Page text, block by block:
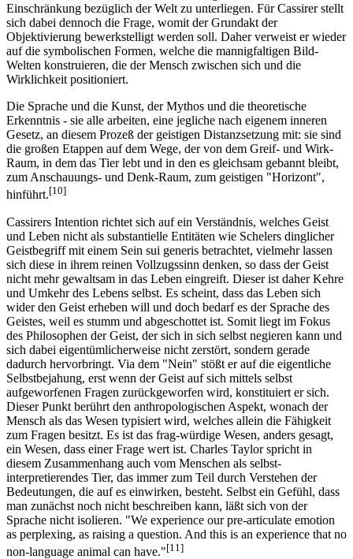
Einschränkung bezüglich der Welt zu unterliegen. Für Cassirer stellt
sich dabei dennoch die Frage, womit der Grundakt der
Objektivierung bewerkstelligt werden soll. Daher verweist er wieder
auf die symbolischen Formen, welche die mannigfaltigen Bild-
Welten konstruieren, die der Mensch zwischen sich und die
Wirklichkeit positioniert.
Die Sprache und die Kunst, der Mythos und die theoretische
Erkenntnis - sie alle arbeiten, eine jegliche nach eigenem inneren
Gesetz, an diesem Prozeß der geistigen Distanzsetzung mit: sie sind
die großen Etappen auf dem Wege, der von dem Greif- und Wirk-
Raum, in dem das Tier lebt und in den es gleichsam gebannt bleibt,
zum Anschauungs- und Denk-Raum, zum geistigen "Horizont",
hinführt.[10]
Cassirers Intention richtet sich auf ein Verständnis, welches Geist
und Leben nicht als substantielle Entitäten wie Schelers dinglicher
Geistbegriff mit einem Sein sui generis betrachtet, vielmehr lassen
sich diese in ihrem reinen Vollzugssinn denken, so dass der Geist
nicht mehr gewaltsam in das Leben eingreift. Dieser ist daher Kehre
und Umkehr des Lebens selbst. Es scheint, dass das Leben sich
wider den Geist erheben will und doch bedarf es der Sprache des
Geistes, weil es stumm und abgeschottet ist. Somit liegt im Fokus
des Philosophen der Geist, der sich in sich selbst negieren kann und
sich dabei eigentümlicherweise nicht zerstört, sondern gerade
dadurch hervorbringt. Via dem "Nein" stößt er auf die eigentliche
Selbstbejahung, erst wenn der Geist auf sich mittels selbst
aufgeworfenen Fragen zurückgeworfen wird, konstituiert er sich.
Dieser Punkt berührt den anthropologischen Aspekt, wonach der
Mensch als das Wesen typisiert wird, welches allein die Fähigkeit
zum Fragen besitzt. Es ist das frag-würdige Wesen, anders gesagt,
ein Wesen, dass einer Frage wert ist. Charles Taylor spricht in
diesem Zusammenhang auch vom Menschen als selbst-
interpretierendes Tier, das immer zum Teil durch Verstehen der
Bedeutungen, die auf es einwirken, besteht. Selbst ein Gefühl, dass
man zunächst noch nicht beschreiben kann, läßt sich von der
Sprache nicht isolieren. "We experience our pre-articulate emotion
as perplexing, as raising a question. And this is an experience that no
non-language animal can have."[11]